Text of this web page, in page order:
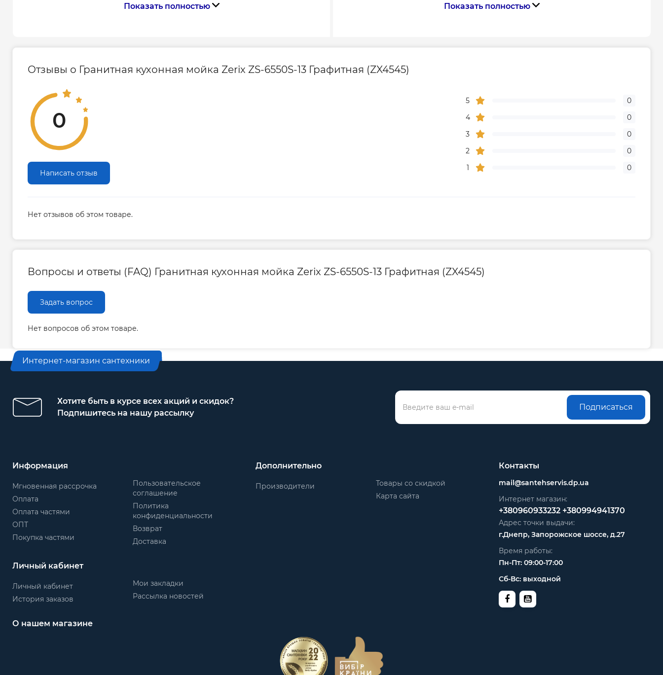
представленная модель, устойчив к любым эксплуатационным
воду. Отлично переносят удары и такую ​​мойку невозможно
Выглядит очень стильно.
Доступны варианты данной серии в других цветах.
Гарантия производителя на гранитную мойку Zerix
Гарантия – 3 года
Показать полностью Показать полностью
Отзывы о Гранитная кухонная мойка Zerix ZS-6550S-13 Графитная (ZX4545)
0
Написать отзыв
5
0
4
0
3
0
2
0
1
0
Нет отзывов об этом товаре.
Вопросы и ответы (FAQ) Гранитная кухонная мойка Zerix ZS-6550S-13 Графитная (ZX4545)
Задать вопрос
Нет вопросов об этом товаре.
Интернет-магазин сантехники
Хотите быть в курсе всех акций и скидок?
Подпишитесь на нашу рассылку
Подписаться
Информация
Мгновенная рассрочка
Оплата
Оплата частями
ОПТ
Покупка частями
Пользовательское
соглашение
Политика
конфиденциальности
Возврат
Доставка
Дополнительно
Производители
Товары со скидкой
Карта сайта
Личный кабинет
Личный кабинет
История заказов
Мои закладки
Рассылка новостей
Контакты
mail@santehservis.dp.ua
Интернет магазин:
+380960933232 +380994941370
Адрес точки выдачи:
г.Днепр, Запорожское шоссе, д.27
Время работы:
Пн-Пт: 09:00-17:00
Сб-Вс: выходной
О нашем магазине